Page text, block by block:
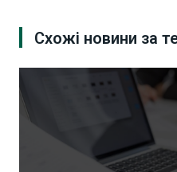
Схожі новини за